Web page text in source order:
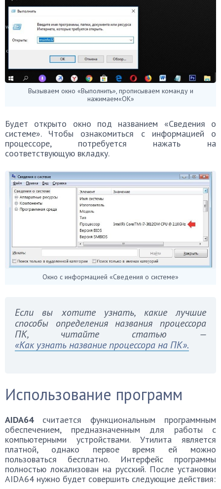
Вызываем окно «Выполнить», прописываем команду и
нажимаем«ОК»
Будет открыто окно под названием «Сведения о
системе». Чтобы ознакомиться с информацией о
процессоре, потребуется нажать на
соответствующую вкладку.
Окно с информацией «Сведения о системе»
Если вы хотите узнать, какие лучшие
способы определения названия процессора
ПК, читайте статью —
«Как узнать название процессора на ПК».
Использование программ
AIDA64считается функциональным программным
обеспечением, предназначенным для работы с
компьютерными устройствами. Утилита является
платной, однако первое время ей можно
пользоваться бесплатно. Интерфейс программы
полностью локализован на русский. После установки
AIDA64 нужно будет совершить следующие действия: